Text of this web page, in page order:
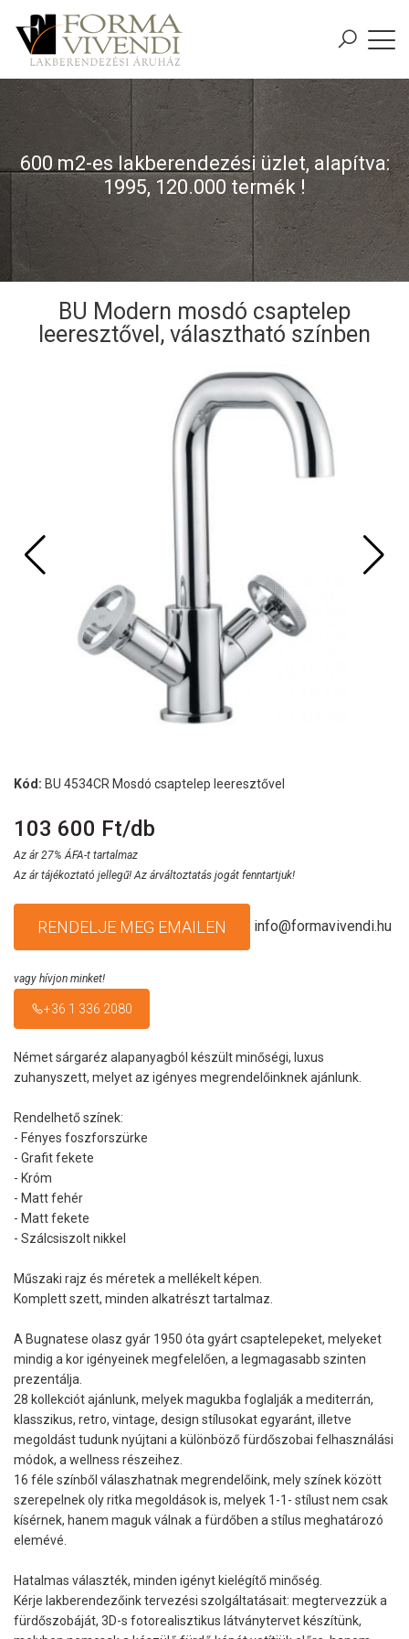
600 m2-es lakberendezési üzlet, alapítva:
1995, 120.000 termék !
BU Modern mosdó csaptelep
leeresztővel, választható színben
Kód: BU 4534CR Mosdó csaptelep leeresztővel
103 600 Ft/db
Az ár 27% ÁFA-t tartalmaz
Az ár tájékoztató jellegű! Az árváltoztatás jogát fenntartjuk!
RENDELJE MEG EMAILEN info@formavivendi.hu
vagy hívjon minket!
+36 1 336 2080
Német sárgaréz alapanyagból készült minőségi, luxus
zuhanyszett, melyet az igényes megrendelőinknek ajánlunk.
Rendelhető színek:
- Fényes foszforszürke
- Grafit fekete
- Króm
- Matt fehér
- Matt fekete
- Szálcsiszolt nikkel
Műszaki rajz és méretek a mellékelt képen.
Komplett szett, minden alkatrészt tartalmaz.
A Bugnatese olasz gyár 1950 óta gyárt csaptelepeket, melyeket
mindig a kor igényeinek megfelelően, a legmagasabb szinten
prezentálja.
28 kollekciót ajánlunk, melyek magukba foglalják a mediterrán,
klasszikus, retro, vintage, design stílusokat egyaránt, illetve
megoldást tudunk nyújtani a különböző fürdőszobai felhasználási
módok, a wellness részeihez.
16 féle színből válaszhatnak megrendelőink, mely színek között
szerepelnek oly ritka megoldások is, melyek 1-1- stílust nem csak
kísérnek, hanem maguk válnak a fürdőben a stílus meghatározó
elemévé.
Hatalmas választék, minden igényt kielégítő minőség.
Kérje lakberendezőink tervezési szolgáltatásait: megtervezzük a
fürdőszobáját, 3D-s fotorealisztikus látványtervet készítünk,